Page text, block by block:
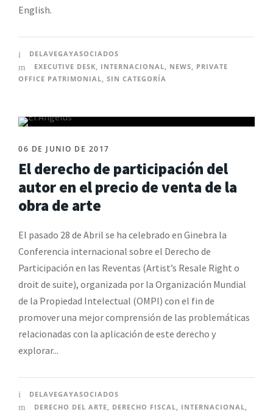
English.
DELAVEGAYASOCIADOS
EXECUTIVE DESK, INTERNACIONAL, NEWS, PRIVATE
OFFICE PATRIMONIAL SIN CATEGORÍA
06 DE JUNIO DE 2017
El derecho de participación del
autor en el precio de venta de la
obra de arte
El pasado 28 de Abril se ha celebrado en Ginebra la
Conferencia internacional sobre el Derecho de
Participación en las Reventas (Artist’s Resale Right o
droit de suite), organizada por la Organización Mundial
de la Propiedad Intelectual (OMPI) con el fin de
promover una mejor comprensión de las problemáticas
relacionadas con la aplicación de este derecho y
explorar...
DELAVEGAYASOCIADOS
DERECHO DEL ARTE
DERECHO FISCAL INTERNACIONAL